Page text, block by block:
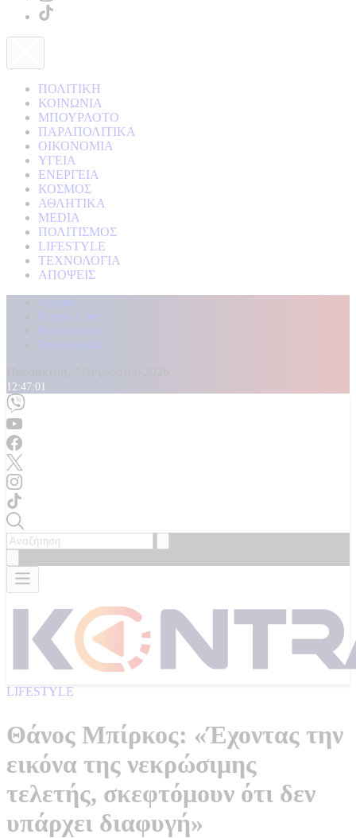
ΠΟΛΙΤΙΚΗ
ΚΟΙΝΩΝΙΑ
ΜΠΟΥΡΛΟΤΟ
ΠΑΡΑΠΟΛΙΤΙΚΑ
ΟΙΚΟΝΟΜΙΑ
ΥΓΕΙΑ
ΕΝΕΡΓΕΙΑ
ΚΟΣΜΟΣ
ΑΘΛΗΤΙΚΑ
MEDIA
ΠΟΛΙΤΙΣΜΟΣ
LIFESTYLE
ΤΕΧΝΟΛΟΓΙΑ
ΑΠΟΨΕΙΣ
Αρχική
Kontra Live
Καταγγελίες
Επικοινωνία
12:47:03
LIFESTYLE
Θάνος Μπίρκος: «Έχοντας την
εικόνα της νεκρώσιμης
τελετής, σκεφτόμουν ότι δεν
υπάρχει διαφυγή»